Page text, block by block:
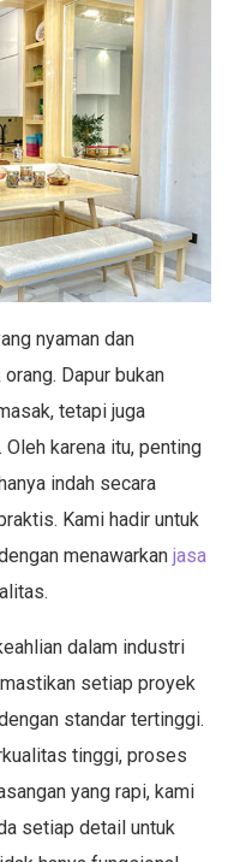
nyaman dan
Dapur bukan
tetapi juga
karena itu, penting
indah secara
Kami hadir untuk
menawarkan jasa
dalam industri
setiap proyek
standar tertinggi.
tinggi, proses
yang rapi, kami
setiap detail untuk